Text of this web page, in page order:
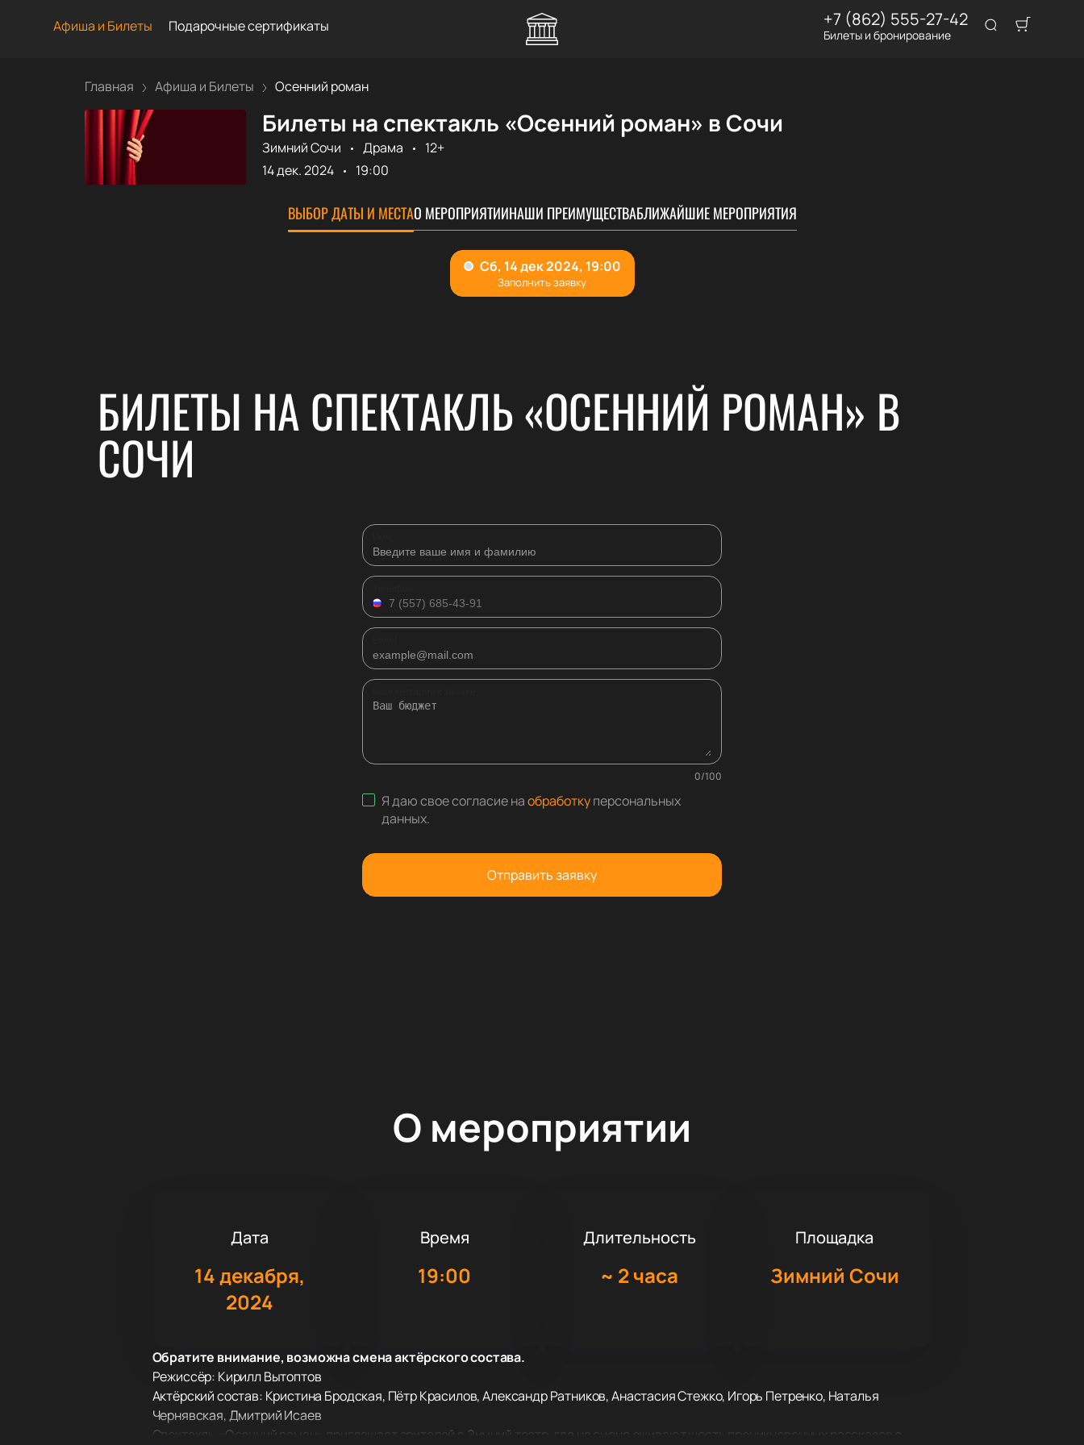
Афиша и Билеты Подарочные сертификаты +7 (862) 555-27-42
Билеты и бронирование
Главная Афиша и Билеты Осенний роман
Билеты на спектакль «Осенний роман» в Сочи
Зимний Сочи Драма
12+
14 дек. 2024
19:00
ВЫБОР ДАТЫ И МЕСТАО МЕРОПРИЯТИИНАШИ ПРЕИМУЩЕСТВАБЛИЖАЙШИЕ МЕРОПРИЯТИЯ
БИЛЕТЫ НА СПЕКТАКЛЬ «ОСЕННИЙ РОМАН» В
СОЧИ
0/100
Я даю свое согласие наобработкуперсональных
данных.
Отправить заявку
О мероприятии
Дата
14 декабря,
2024
Время
19:00
Длительность
~ 2 часа
Площадка
Зимний Сочи
Обратите внимание, возможна смена актёрского состава.
Режиссёр: Кирилл Вытоптов
Актёрский состав: Кристина Бродская, Пётр Красилов, Александр Ратников, Анастасия Стежко, Игорь Петренко, Наталья
Чернявская, Дмитрий Исаев
Спектакль «Осенний роман» приглашает зрителей в Зимний театр, где на сцене оживают шесть проникновенных рассказов о